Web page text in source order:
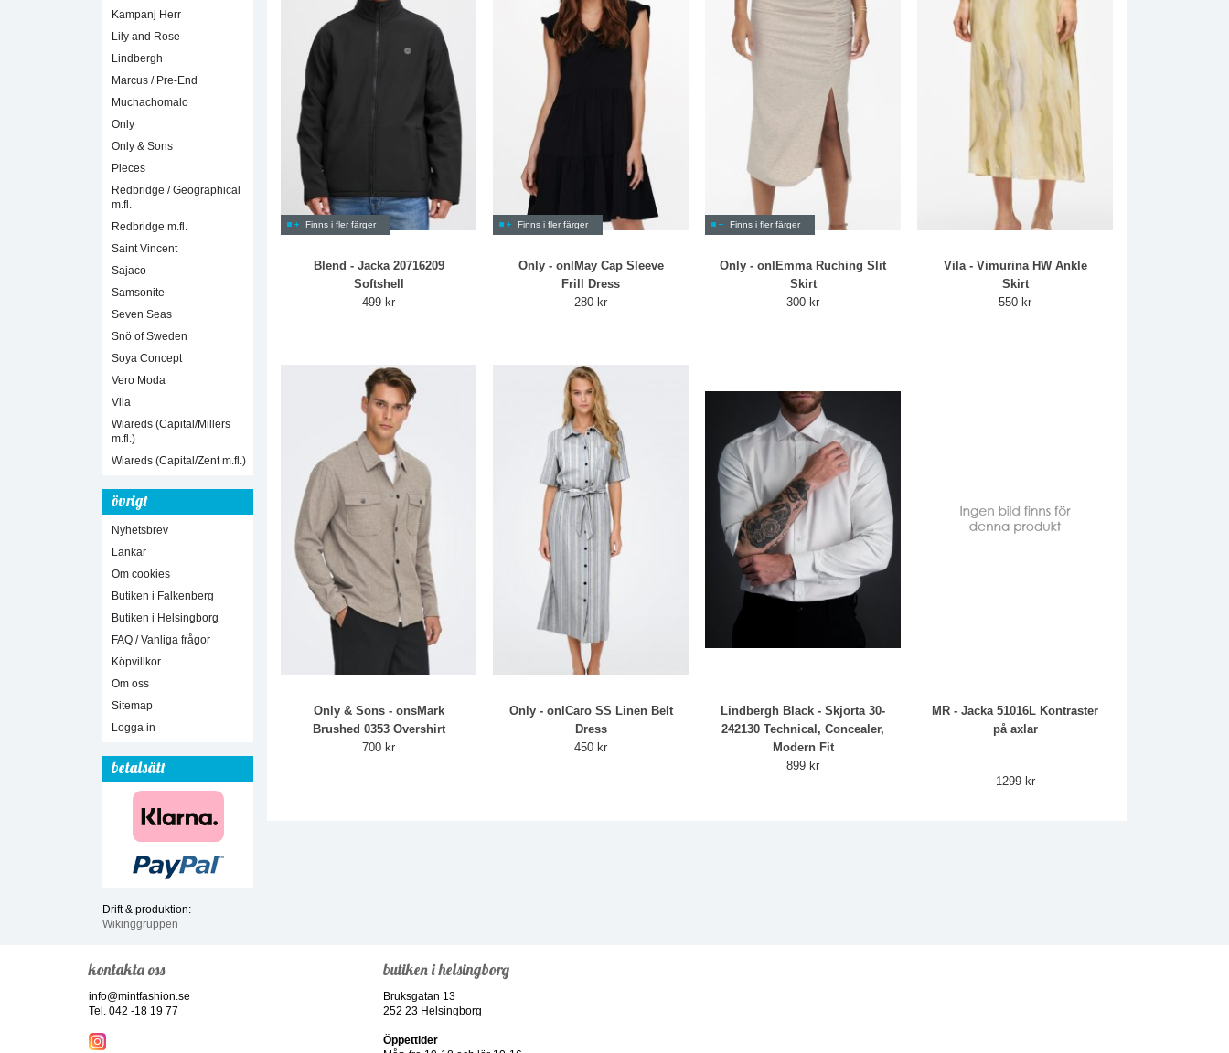
Kampanj Herr
Lily and Rose
Lindbergh
Marcus / Pre-End
Muchachomalo
Only
Only & Sons
Pieces
Redbridge / Geographical
m.fl.
Redbridge m.fl.
Saint Vincent
Sajaco
Samsonite
Seven Seas
Snö of Sweden
Soya Concept
Vero Moda
Vila
Wiareds (Capital/Millers
m.fl.)
Wiareds (Capital/Zent m.fl.)
övrigt
Nyhetsbrev
Länkar
Om cookies
Butiken i Falkenberg
Butiken i Helsingborg
FAQ / Vanliga frågor
Köpvillkor
Om oss
Sitemap
Logga in
betalsätt
Drift & produktion:
Wikinggruppen
Finns i fler färger
Blend - Jacka 20716209
Softshell
499 kr
Finns i fler färger
Only - onlMay Cap Sleeve
Frill Dress
280 kr
Finns i fler färger
Only - onlEmma Ruching Slit
Skirt
300 kr
Vila - Vimurina HW Ankle
Skirt
550 kr
Only & Sons - onsMark
Brushed 0353 Overshirt
700 kr
Only - onlCaro SS Linen Belt
Dress
450 kr
Lindbergh Black - Skjorta 30-
242130 Technical, Concealer,
Modern Fit
899 kr
MR - Jacka 51016L Kontraster
på axlar
1299 kr
kontakta oss
info@mintfashion.se
Tel. 042 -18 19 77
butiken i helsingborg
Bruksgatan 13
252 23 Helsingborg
Öppettider